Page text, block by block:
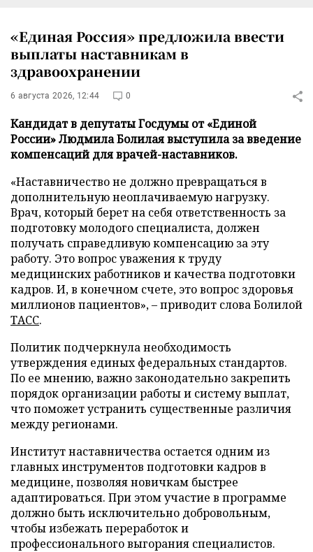
«Единая Россия» предложила ввести
выплаты наставникам в
здравоохранении
6 августа 2026, 12:44 0
Кандидат в депутаты Госдумы от «Единой
России» Людмила Болилая выступила за введение
компенсаций для врачей-наставников.
«Наставничество не должно превращаться в
дополнительную неоплачиваемую нагрузку.
Врач, который берет на себя ответственность за
подготовку молодого специалиста, должен
получать справедливую компенсацию за эту
работу. Это вопрос уважения к труду
медицинских работников и качества подготовки
кадров. И, в конечном счете, это вопрос здоровья
миллионов пациентов», – приводит слова Болилой
ТАСС.
Политик подчеркнула необходимость
утверждения единых федеральных стандартов.
По ее мнению, важно законодательно закрепить
порядок организации работы и систему выплат,
что поможет устранить существенные различия
между регионами.
Институт наставничества остается одним из
главных инструментов подготовки кадров в
медицине, позволяя новичкам быстрее
адаптироваться. При этом участие в программе
должно быть исключительно добровольным,
чтобы избежать переработок и
профессионального выгорания специалистов.